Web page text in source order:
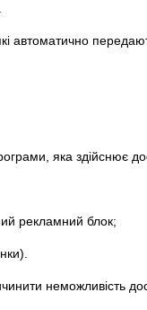
автоматично
яка здійснює
рекламний блок;
неможливість